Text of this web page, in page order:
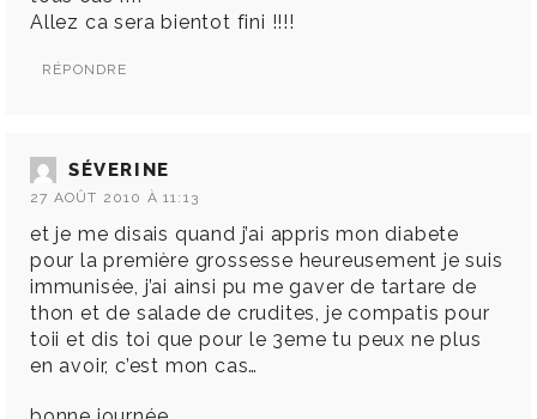
Allez ca sera bientot fini !!!!
RÉPONDRE
SÉVERINE
27 AOÛT 2010 À 11:13
et je me disais quand j’ai appris mon diabete
pour la première grossesse heureusement je suis
immunisée, j’ai ainsi pu me gaver de tartare de
thon et de salade de crudites, je compatis pour
toii et dis toi que pour le 3eme tu peux ne plus
en avoir, c’est mon cas…